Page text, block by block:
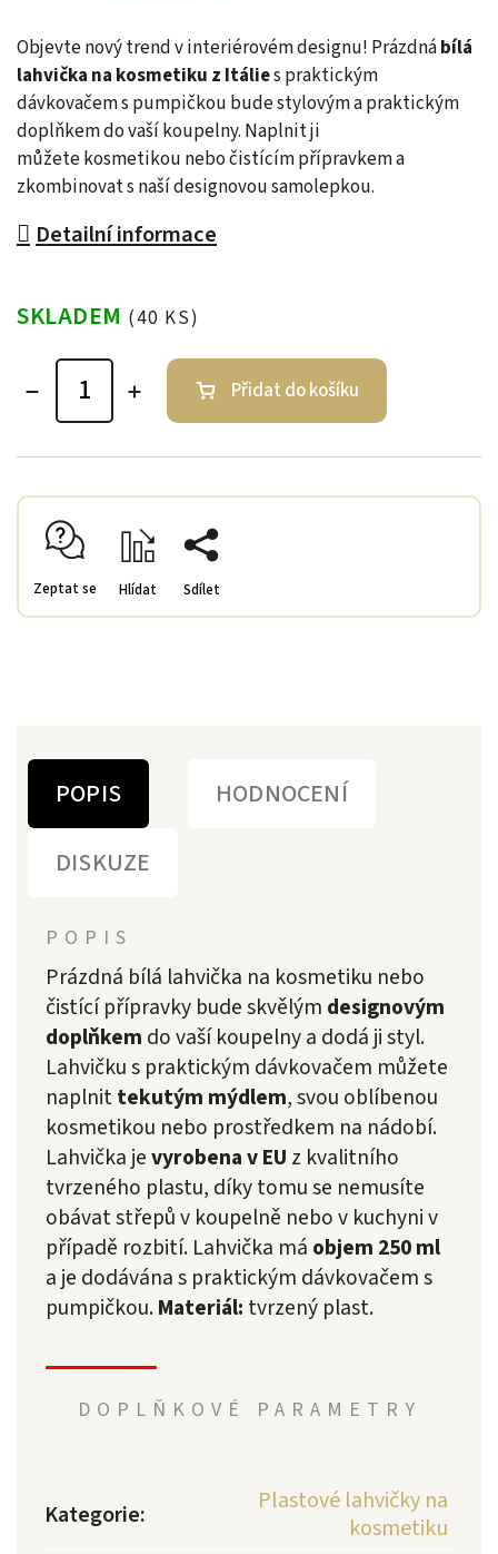
Objevte nový trend v interiérovém designu! Prázdnábílá
lahvička na kosmetiku z Itálies praktickým
dávkovačem s pumpičkou bude stylovým a praktickým
doplňkem do vaší koupelny. Naplnit ji
můžete kosmetikou nebo čistícím přípravkem a
zkombinovat s naší designovou samolepkou.
Detailní informace
SKLADEM (40 KS)
Přidat do košíku
Zeptat se Hlídat Sdílet
POPIS
HODNOCENÍ
DISKUZE
POPIS
Prázdná bílá lahvička na kosmetiku nebo
čistící přípravky bude skvělým designovým
doplňkem do vaší koupelny a dodá ji styl.
Lahvičku s praktickým dávkovačem můžete
naplnittekutým mýdlem, svou oblíbenou
kosmetikou nebo prostředkem na nádobí.
Lahvička jevyrobena v EU z kvalitního
tvrzeného plastu, díky tomu se nemusíte
obávat střepů v koupelně nebo v kuchyni v
případě rozbití. Lahvička má objem 250 ml
a je dodávána s praktickým dávkovačem s
pumpičkou.Materiál: tvrzený plast.
DOPLŇKOVÉ PARAMETRY
Kategorie:
Plastové lahvičky na
kosmetiku